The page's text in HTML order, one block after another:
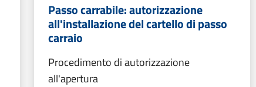
Passo carrabile: autorizzazione
all'installazione del cartello di passo
carraio
Procedimento di autorizzazione
all'apertura